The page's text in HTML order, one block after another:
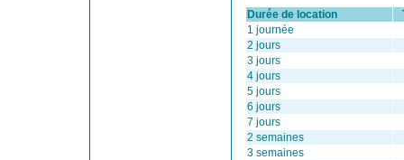
Durée de location
1 journée
2 jours
3 jours
4 jours
5 jours
6 jours
7 jours
2 semaines
3 semaines